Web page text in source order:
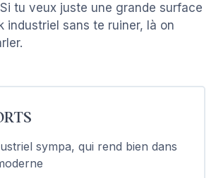
tu veux juste une grande surface
industriel sans te ruiner, là on
sympa, qui rend bien dans